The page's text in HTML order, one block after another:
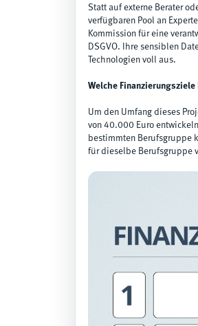
Statt auf externe Berater
verfügbaren Pool an
Kommission für eine
DSGVO. Ihre sensiblen
Technologien voll aus.
Welche
Um den Umfang dieses
von 40.000 Euro
bestimmten Berufsgruppe
für dieselbe Berufsgruppe